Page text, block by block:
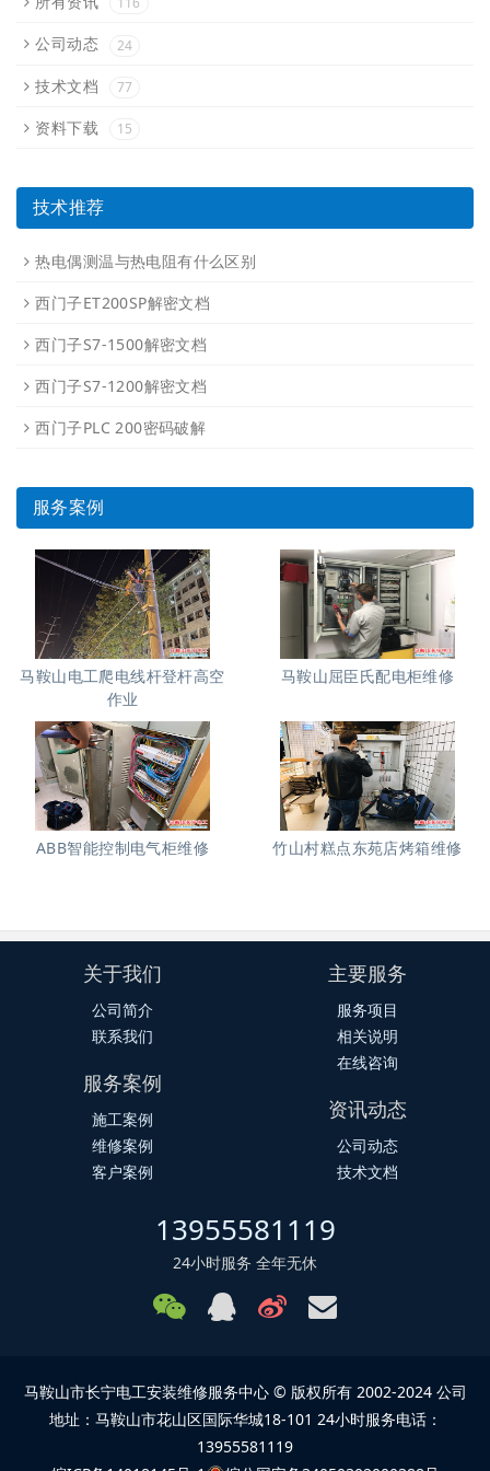
公司动态 24
技术文档 77
资料下载 15
技术推荐
热电偶测温与热电阻有什么区别
西门子ET200SP解密文档
西门子S7-1500解密文档
西门子S7-1200解密文档
西门子PLC 200密码破解
服务案例
马鞍山电工爬电线杆登杆高空
作业
马鞍山屈臣氏配电柜维修
ABB智能控制电气柜维修 竹山村糕点东苑店烤箱维修
关于我们
公司简介
联系我们
主要服务
服务项目
相关说明
在线咨询
服务案例
施工案例
维修案例
客户案例
资讯动态
公司动态
技术文档
13955581119
24小时服务 全年无休
马鞍山市长宁电工安装维修服务中心 © 版权所有 2002-2024 公司
地址：马鞍山市花山区国际华城18-101 24小时服务电话：
13955581119